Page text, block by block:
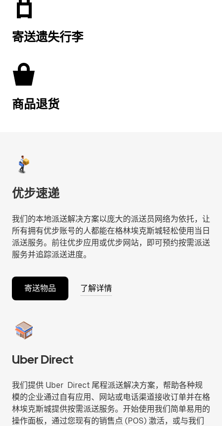
寄送遗失行李
商品退货
优步速递
我们的本地派送解决方案以庞大的派送员网络为依托，让
所有拥有优步账号的人都能在格林埃克斯城轻松使用当日
派送服务。前往优步应用或优步网站，即可预约按需派送
服务并追踪派送进度。
寄送物品 了解详情
Uber Direct
我们提供 Uber Direct 尾程派送解决方案，帮助各种规
模的企业通过自有应用、网站或电话渠道接收订单并在格
林埃克斯城提供按需派送服务。开始使用我们简单易用的
操作面板，通过您现有的销售点 (POS) 激活，或与我们